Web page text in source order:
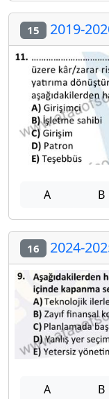
15 2019-
A B
16 2024-
A B